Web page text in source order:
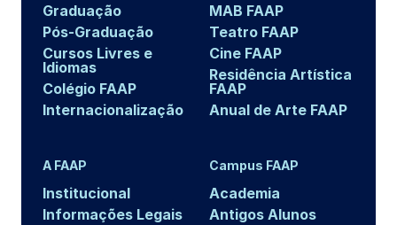
Graduação
Pós-Graduação
Cursos Livres e
Idiomas
Colégio FAAP
Internacionalização
MAB FAAP
Teatro FAAP
Cine FAAP
Residência Artística
FAAP
Anual de Arte FAAP
A FAAP
Institucional
Informações Legais
Campus FAAP
Academia
Antigos Alunos